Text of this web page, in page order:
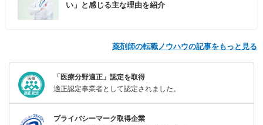
い」と感じる主な理由を紹介
薬剤師の転職ノウハウの記事をもっと見る
「医療分野適正」認定を取得
適正認定事業者として認定されました。
プライバシーマーク取得企業